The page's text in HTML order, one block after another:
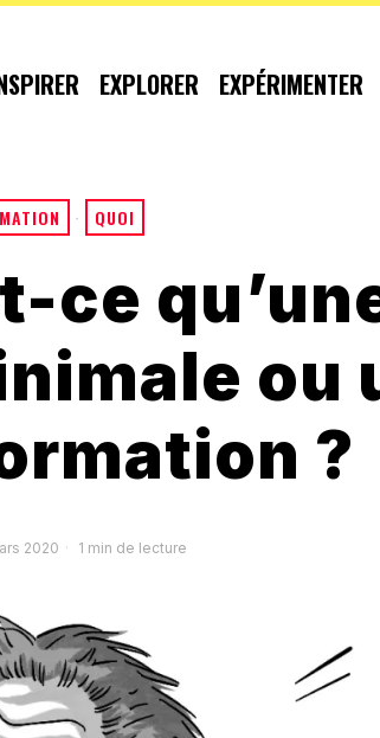
EXPLORER EXPÉRIMENTER
· QUOI
ce
ou
?
2020 1 min de lecture